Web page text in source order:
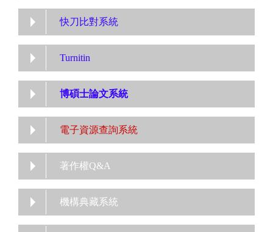
快刀比對系統
Turnitin
博碩士論文系統
電子資源查詢系統
著作權Q&A
機構典藏系統